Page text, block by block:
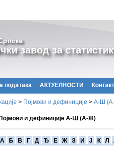
завод за
података АКТУЕЛНОСТИ Контакт
> Појмови и дефиниције > А-Ш
Појмови и дефиниције А-Ш (А-Ж)
A Б В Г Д Ђ Е Ж З И Ј К Л